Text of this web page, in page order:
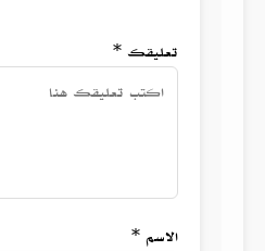
تعليقك *
الاسم *